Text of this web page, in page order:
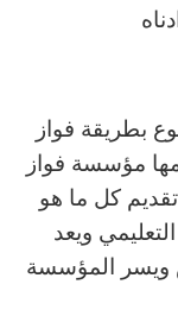
بطريقة فواز
مؤسسة فواز
كل ما هو
ويعد
ويسر المؤسسة